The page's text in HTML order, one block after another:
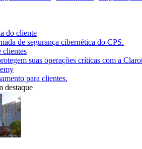
do cliente
de segurança cibernética do CPS.
clientes
suas operações críticas com a
para clientes.
destaque